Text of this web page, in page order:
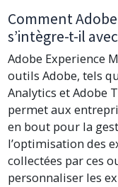
Comment
s’intègre-t-il
Adobe Experience
outils Adobe, tels
Analytics et Adobe
permet aux
en bout pour la
l’optimisation des
collectées par ces
personnaliser les